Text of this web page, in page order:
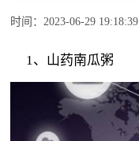
时间：2023-06-29 19:18:39
1、山药南瓜粥